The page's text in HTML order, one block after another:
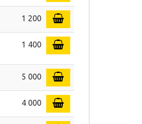
1 200
1 400
5 000
4 000